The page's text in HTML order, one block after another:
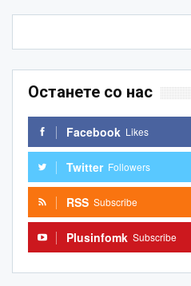
Останете со нас
Facebook Likes
Twitter Followers
RSS Subscribe
Plusinfomk Subscribe